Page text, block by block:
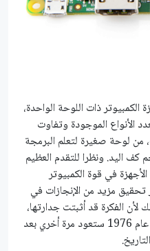
الكمبيوتر ذات اللوحة الواحدة،
وتتميز بتعدد الأنواع الموجودة وتفاوت
من لوحة صغيرة لتعلم البرمجة
اليد. ونظرا للتقدم العظيم
في قوة الكمبيوتر
مزيد من الإنجازات في
لأن الفكرة قد أثبتت جدارتها،
فمن كان يتوقع أن فكرة قد بدأت في عام 1976 ستعود مرة أخري بعد